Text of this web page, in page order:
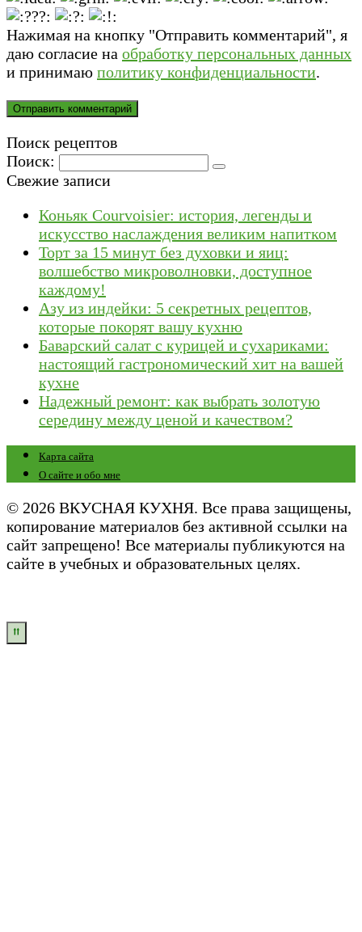
Нажимая на кнопку "Отправить комментарий", я
даю согласие на обработку персональных данных
и принимаю политику конфиденциальности.
Поиск рецептов
Поиск:
Свежие записи
Коньяк Courvoisier: история, легенды и
искусство наслаждения великим напитком
Торт за 15 минут без духовки и яиц:
волшебство микроволновки, доступное
каждому!
Азу из индейки: 5 секретных рецептов,
которые покорят вашу кухню
Баварский салат с курицей и сухариками:
настоящий гастрономический хит на вашей
кухне
Надежный ремонт: как выбрать золотую
середину между ценой и качеством?
Карта сайта
О сайте и обо мне
© 2026 ВКУСНАЯ КУХНЯ. Все права защищены,
копирование материалов без активной ссылки на
сайт запрещено! Все материалы публикуются на
сайте в учебных и образовательных целях.